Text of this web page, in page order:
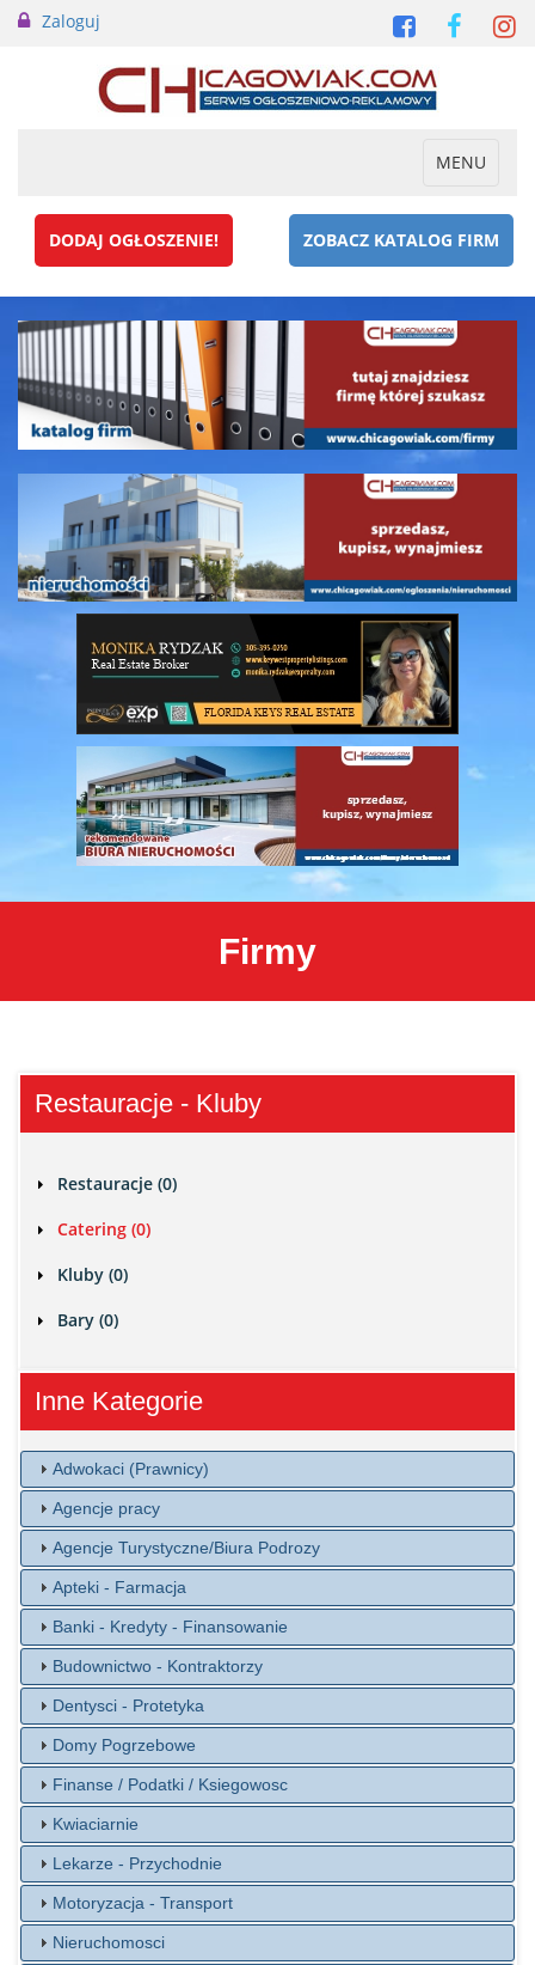
Zaloguj
Toggle
MENU
DODAJ OGŁOSZENIE! ZOBACZ KATALOG FIRM
Firmy
Restauracje - Kluby
Restauracje (0)
Catering (0)
Kluby (0)
Bary (0)
Inne Kategorie
Adwokaci (Prawnicy)
Agencje pracy
Agencje Turystyczne/Biura Podrozy
Apteki - Farmacja
Banki - Kredyty - Finansowanie
Budownictwo - Kontraktorzy
Dentysci - Protetyka
Domy Pogrzebowe
Finanse / Podatki / Ksiegowosc
Kwiaciarnie
Lekarze - Przychodnie
Motoryzacja - Transport
Nieruchomosci